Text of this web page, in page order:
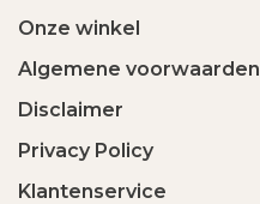
Onze winkel
Algemene voorwaarden
Disclaimer
Privacy Policy
Klantenservice